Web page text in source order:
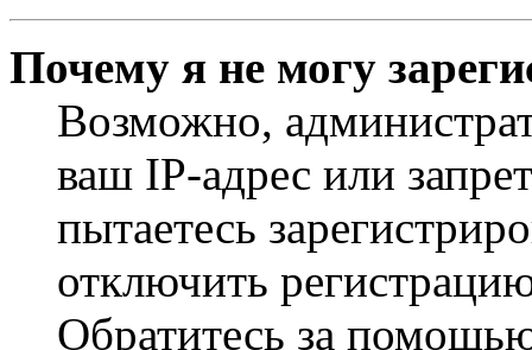
Почему я не могу
Возможно,
ваш IP-адрес или
пытаетесь
отключить
Обратитесь за